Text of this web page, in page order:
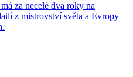
za necelé dva roky na
z mistrovství světa a Evropy